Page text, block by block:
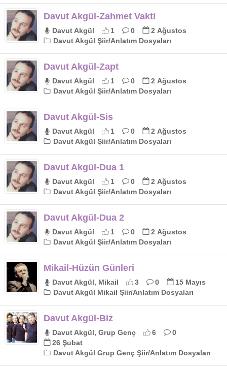
Davut Akgül-Zahmet Vakti
Davut Akgül 1 0
2 Ağustos
Davut Akgül Şiir/Anlatım Dosyaları
Davut Akgül-Zapt
Davut Akgül 1 0
2 Ağustos
Davut Akgül Şiir/Anlatım Dosyaları
Davut Akgül-Sis
Davut Akgül 1 0
2 Ağustos
Davut Akgül Şiir/Anlatım Dosyaları
Davut Akgül-Dua 1
Davut Akgül 1 0
2 Ağustos
Davut Akgül Şiir/Anlatım Dosyaları
Davut Akgül-Dua 2
Davut Akgül 1 0
2 Ağustos
Davut Akgül Şiir/Anlatım Dosyaları
Mikail-Hüzün Günleri
Davut Akgül, Mikail 3 0
15 Mayıs
Davut Akgül Mikail Şiir/Anlatım Dosyaları
Davut Akgül-Biz
Davut Akgül, Grup Genç 6
0
26 Şubat
Davut Akgül Grup Genç Şiir/Anlatım Dosyaları